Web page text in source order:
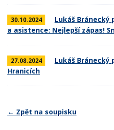
30.10.2024
Lukáš Bránecký
a asistence: Nejlepší zápas!
27.08.2024
Lukáš Bránecký
Hranicích
← Zpět na soupisku